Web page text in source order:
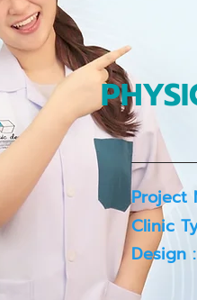
Project
Clinic
Design :